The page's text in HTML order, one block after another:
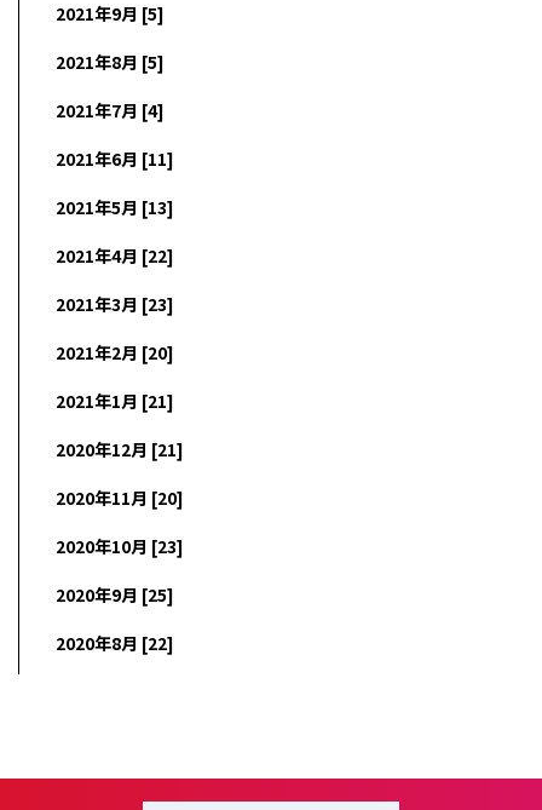
2021年9月 [5]
2021年8月 [5]
2021年7月 [4]
2021年6月 [11]
2021年5月 [13]
2021年4月 [22]
2021年3月 [23]
2021年2月 [20]
2021年1月 [21]
2020年12月 [21]
2020年11月 [20]
2020年10月 [23]
2020年9月 [25]
2020年8月 [22]